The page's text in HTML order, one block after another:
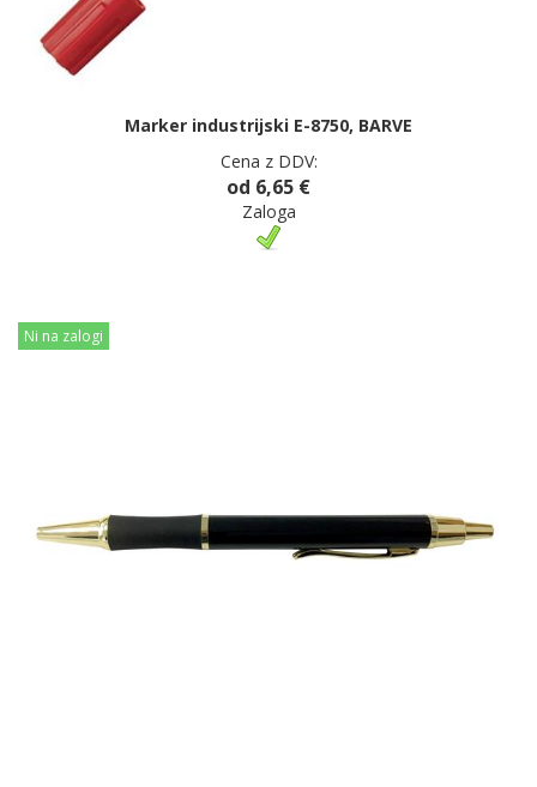
Marker industrijski E-8750, BARVE
Cena z DDV:
od 6,65 €
Zaloga
Ni na zalogi